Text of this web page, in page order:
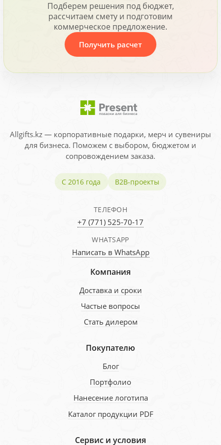
Подберем решения под бюджет,
рассчитаем смету и подготовим
коммерческое предложение.
Получить расчет
Allgifts.kz — корпоративные подарки, мерч и сувениры
для бизнеса. Поможем с выбором, бюджетом и
сопровождением заказа.
С 2016 года B2B-проекты
ТЕЛЕФОН
+7 (771) 525-70-17
WHATSAPP
Написать в WhatsApp
Компания
Доставка и сроки
Частые вопросы
Стать дилером
Покупателю
Блог
Портфолио
Нанесение логотипа
Каталог продукции PDF
Сервис и условия